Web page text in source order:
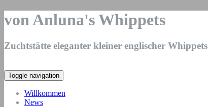
von Anluna's Whippets
Zuchtstätte eleganter kleiner englischer Whippets
Toggle navigation
Willkommen
News